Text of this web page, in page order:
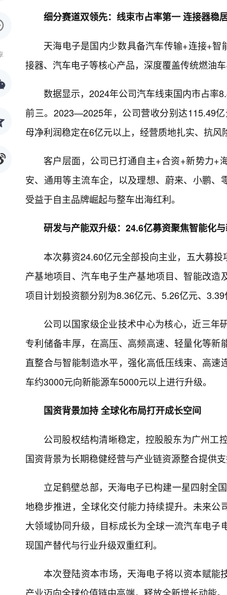
细分赛道双领先：线束市占率第一 连接器稳
天海电子是国内少数具备汽车传输+连接+
接器、汽车电子等核心产品，深度覆盖传统燃油
数据显示，2024年公司汽车线束国内市占率
前三。2023—2025年，公司营收分别达115.49
母净利润稳定在6亿元以上，经营质地扎实、抗风
客户层面，公司已打通自主+合资+新势力+
安、通用等主流车企，以及理想、蔚来、小鹏
受益于自主品牌崛起与整车出海红利。
研发与产能双升级：24.6亿募资聚焦智能化
本次募资24.60亿元全部投向主业，五大募
产基地项目、汽车电子生产基地项目、智能改
项目计划投资额分别为8.36亿元、5.26亿元、
公司以国家级企业技术中心为核心，近三年
专利储备丰厚，在高压、高频高速、轻量化等
直整合与智能制造水平，强化高低压线束、高
车约3000元向新能源车5000元以上进行升级。
国资背景加持 全球化布局打开成长空间
公司股权结构清晰稳定，控股股东为广州工
国资背景为长期稳健经营与产业链资源整合提供
立足鹤壁总部，天海电子已构建一星四射全
地稳步推进，全球化交付能力持续提升。未来
大领域协同升级，目标成长为全球一流汽车电
现国产替代与行业升级双重红利。
本次登陆资本市场，天海电子将以资本赋